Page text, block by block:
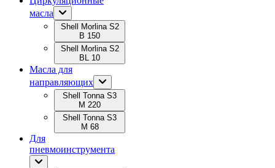
масла
Shell Morlina S2
B 150
Shell Morlina S2
BL 10
Масла для
направляющих
Shell Tonna S3
M 220
Shell Tonna S3
M 68
Для
пневмоинструмента